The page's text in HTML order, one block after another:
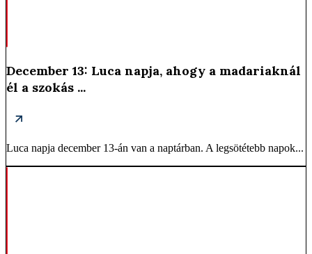
December 13: Luca napja, ahogy a madariaknál
él a szokás ...
Luca napja december 13-án van a naptárban. A legsötétebb napok...